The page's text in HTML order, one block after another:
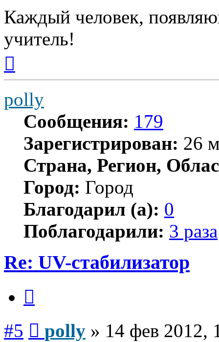
Каждый человек,
учитель!
началу
polly
Сообщения: 179
Зарегистрирован: 26
Страна, Регион,
Город: Город
Благодарил (а): 0
Поблагодарили: 3 раза
Re: UV-стабилизатор
#5 polly » 14 фев 2012,